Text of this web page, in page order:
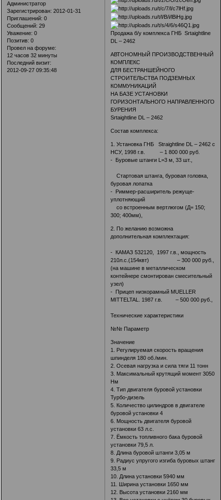
Администратор
Зарегистрирован: 2012-01-31
Приглашений: 0
Сообщений: 29
Уважение: 0
Позитив: 0
Провел на форуме:
12 часов 32 минуты
Последний визит:
2012-09-27 09:35:48
Продажа б/у комплекса ГНБ Srtaightline
DL – 2462
АВТОНОМНЫЙ ПРОИЗВОДСТВЕННЫЙ
КОМПЛЕКС
ДЛЯ БЕСТРАНШЕЙНОГО
СТРОИТЕЛЬСТВА ПОДЗЕМНЫХ
КОММУНИКАЦИЙ
НА БАЗЕ УСТАНОВКИ
ГОРИЗОНТАЛЬНОГО НАПРАВЛЕННОГО
БУРЕНИЯ
Srtaightline DL – 2462
Состав комплекса:
1. Установка ГНБ Straightline DL – 2462 с
НСУ, 1998 г.в. – 1 800 000 руб.
- Буровые штанги L=3 м, 33 шт.,
Стартовая штанга, буровая головка,
буровая лопатка
- Риммер-расширитель режуще-
уплотняющий
со встроенным вертлюгом (Д= 150;
300; 400мм),
2. По желанию возможна
дополнительная комплектация:
- КАМАЗ 532120, 1997 г.в., мощность
210л.с.(154квт) – 300 000 руб.,
(на машине в металлическом
контейнере смонтирован смесительный
узел)
- Прицеп низкорамный MUELLER
MITTELTAL. 1987 г.в. – 500 000 руб.,
Технические характеристики
№№ Параметр
Значение
1. Регулируемая скорость вращения
шпинделя 180 об./мин.
2. Осевая нагрузка и сила тяги 11 тонн
3. Максимальный крутящий момент 3050
Нм
4. Тип двигателя буровой установки
Турбо-дизель
5. Количество цилиндров в двигателе
буровой установки 4
6. Мощность двигателя буровой
установки 63 л.с.
7. Ёмкость топливного бака буровой
установки 79,5 л.
8. Длина буровой штанги 3,05 м
9. Радиус упругого изгиба буровых штанг
33,5 м
10. Длина установки 5940 мм
11. Ширина установки 1650 мм
12. Высота установки 2160 мм